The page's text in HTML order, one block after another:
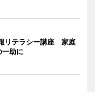
リテラシー講座 家庭
一助に